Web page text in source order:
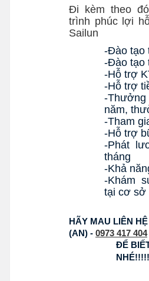
Đi kèm theo
trình phúc lợi
Sailun
-
-Phát
-Khám
HÃY MAU LIÊN
(AN) - 0973 417 404
ĐỂ